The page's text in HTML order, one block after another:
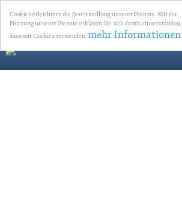
Cookies erleichtern die Bereitstellung unserer Dienste. Mit der
Nutzung unserer Dienste erklären Sie sich damit einverstanden,
dass wir Cookies verwenden.mehr Informationen